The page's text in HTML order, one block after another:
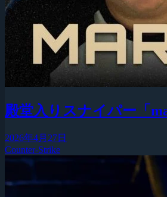
殿堂入りスナイパー「
2026年4月27日
Counter-Strike